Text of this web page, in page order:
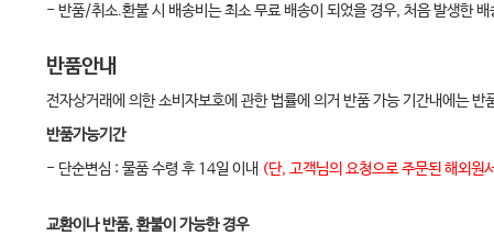
- 반품/취소.환불 시 배송비는 최소 무료 배송이 되었을 경우, 처음 발생한
반품안내
전자상거래에 의한 소비자보호에 관한 법률에 의거 반품 가능 기간내에는 반
반품가능기간
- 단순변심 : 물품 수령 후 14일 이내 (단, 고객님의 요청으로 주문된 해외원
교환이나 반품, 환불이 가능한 경우